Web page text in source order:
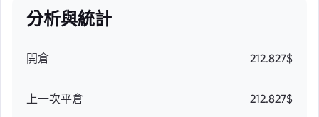
分析與統計
開倉 212.827$
上一次平倉 212.827$